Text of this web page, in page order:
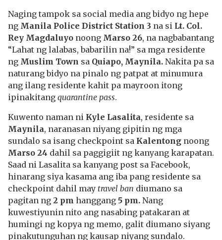
Naging tampok sa social media ang bidyo ng hepe
ng Manila Police District Station 3 na si Lt. Col.
Rey Magdaluyo noong Marso 26, na nagbabantang
“Lahat ng lalabas, babarilin na!” sa mga residente
ng Muslim Town sa Quiapo, Maynila. Nakita pa sa
naturang bidyo na pinalo ng patpat at minumura
ang ilang residente kahit pa mayroon itong
ipinakitang quarantine pass.
Kuwento naman ni Kyle Lasalita, residente sa
Maynila, naranasan niyang gipitin ng mga
sundalo sa isang checkpoint sa Kalentong noong
Marso 24 dahil sa paggigiit ng kanyang karapatan.
Saad ni Lasalita sa kanyang post sa Facebook,
hinarang siya kasama ang iba pang residente sa
checkpoint dahil may travel ban diumano sa
pagitan ng 2 pm hanggang 5 pm. Nang
kuwestiyunin nito ang nasabing patakaran at
humingi ng kopya ng memo, galit diumano siyang
pinakutunguhan ng kausap niyang sundalo.